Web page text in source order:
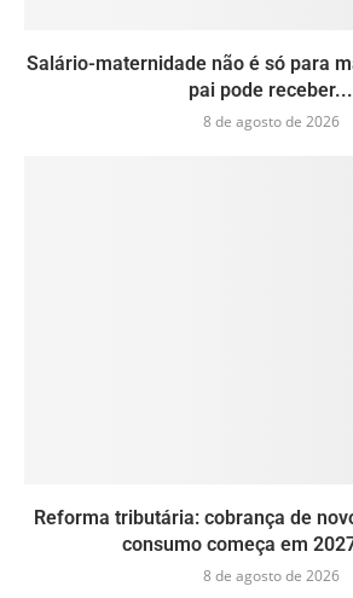
Salário-maternidade não é só para
pai pode receber...
8 de agosto de 2026
Reforma tributária: cobrança de
consumo começa em
8 de agosto de 2026